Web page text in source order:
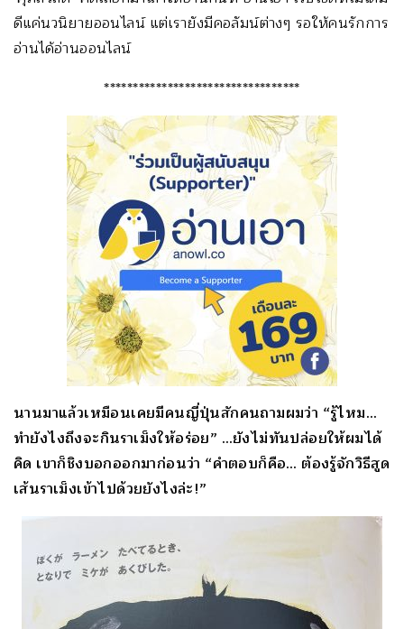
ดีแค่นวนิยายออนไลน์ แต่เรายังมีคอลัมน์ต่างๆ รอให้คนรักการ
อ่านได้อ่านออนไลน์
**********************************
นานมาแล้วเหมือนเคยมีคนญี่ปุ่นสักคนถามผมว่า “รู้ไหม…
ทำยังไงถึงจะกินราเม็งให้อร่อย” …ยังไม่ทันปล่อยให้ผมได้
คิด เขาก็ชิงบอกออกมาก่อนว่า “คำตอบก็คือ… ต้องรู้จักวิธีสูด
เส้นราเม็งเข้าไปด้วยยังไงล่ะ!”